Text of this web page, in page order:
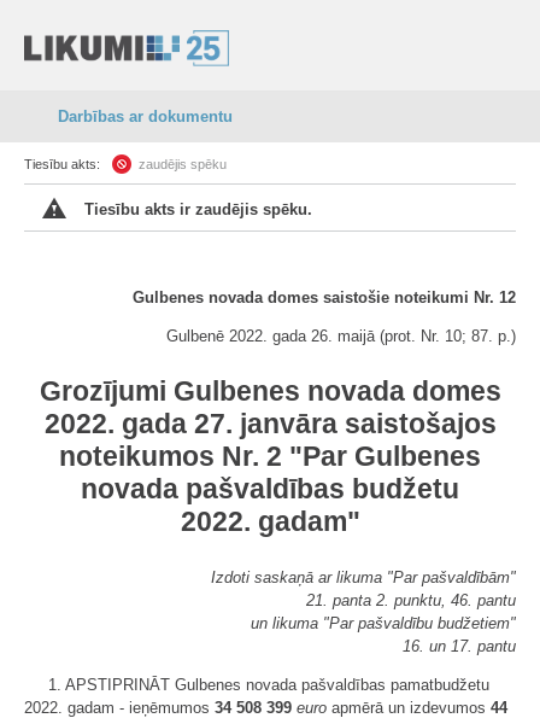
Darbības ar dokumentu
Tiesību akts: zaudējis spēku
Tiesību akts ir zaudējis spēku.
Gulbenes novada domes saistošie noteikumi Nr. 12
Gulbenē 2022. gada 26. maijā (prot. Nr. 10; 87. p.)
Grozījumi Gulbenes novada domes
2022. gada 27. janvāra saistošajos
noteikumos Nr. 2 "Par Gulbenes
novada pašvaldības budžetu
2022. gadam"
Izdoti saskaņā ar likuma "Par pašvaldībām"
21. panta 2. punktu, 46. pantu
un likuma "Par pašvaldību budžetiem"
16. un 17. pantu
1. APSTIPRINĀT Gulbenes novada pašvaldības pamatbudžetu
2022. gadam - ieņēmumos 34 508 399 euro apmērā un izdevumos 44